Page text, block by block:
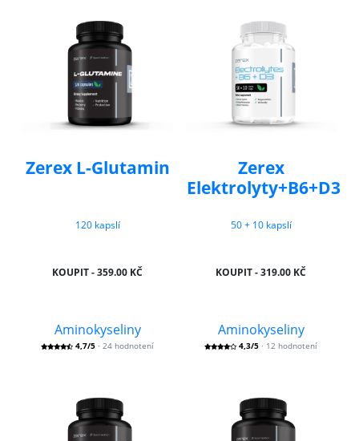
Zerex L-Glutamin
120 kapslí
KOUPIT - 359.00 KČ
Zerex
Elektrolyty+B6+D3
50 + 10 kapslí
KOUPIT - 319.00 KČ
Aminokyseliny
4,7/5 · 24 hodnotení
Aminokyseliny
4,3/5 · 12 hodnotení